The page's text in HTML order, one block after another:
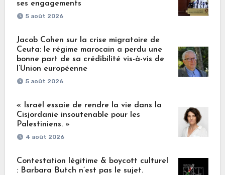
ses engagements
5 août 2026
Jacob Cohen sur la crise migratoire de
Ceuta: le régime marocain a perdu une
bonne part de sa crédibilité vis-à-vis de
l’Union européenne
5 août 2026
« Israël essaie de rendre la vie dans la
Cisjordanie insoutenable pour les
Palestiniens. »
4 août 2026
Contestation légitime & boycott culturel
: Barbara Butch n’est pas le sujet.